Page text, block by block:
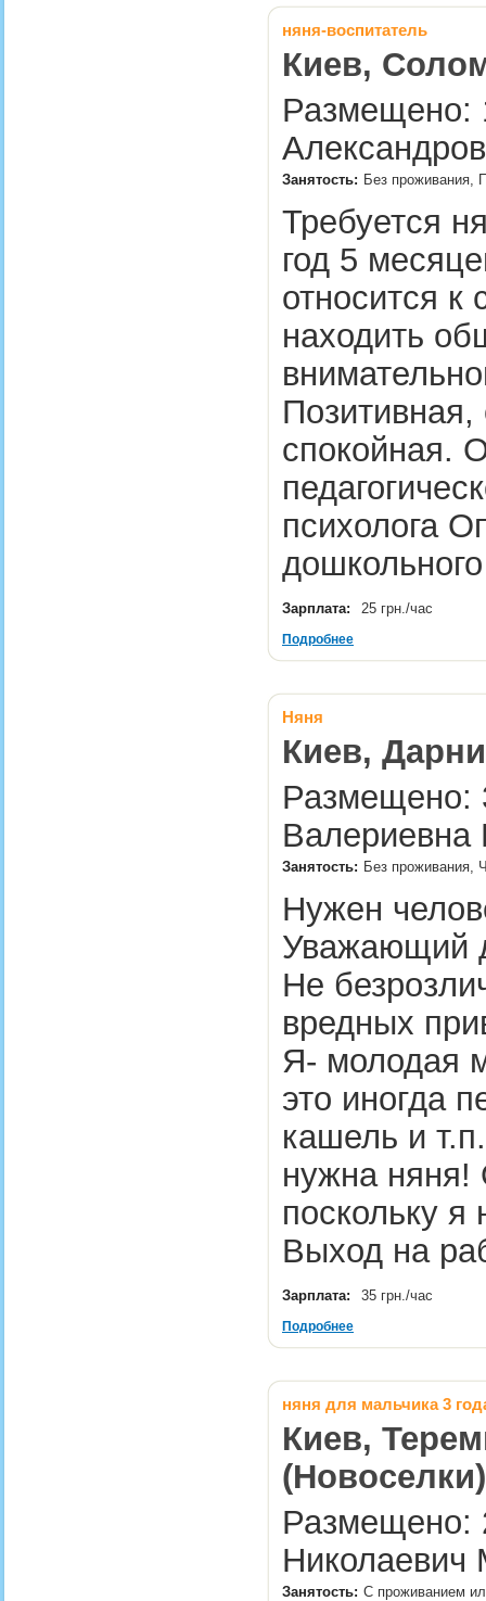
няня-воспитатель
Киев,
Размещено:
Занятость: Без проживания,
Требуется
год 5
относится к
находить
Позитивная,
спокойная.
психолога
Зарплата: 25 грн./час
Подробнее
Няня
Киев,
Размещено:
Валериевна
Занятость: Без проживания,
Нужен
Уважающий
Не
вредных
Я- молодая
это иногда
кашель и
нужна няня!
поскольку я
Выход на
Зарплата: 35 грн./час
Подробнее
няня для мальчика 3
Киев,
(Новоселки)
Размещено:
Николаевич
Занятость: С проживанием